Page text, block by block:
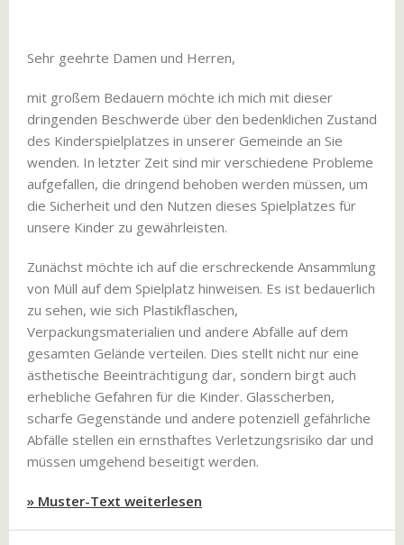
Sehr geehrte Damen und Herren,
mit großem Bedauern möchte ich mich mit dieser
dringenden Beschwerde über den bedenklichen Zustand
des Kinderspielplatzes in unserer Gemeinde an Sie
wenden. In letzter Zeit sind mir verschiedene Probleme
aufgefallen, die dringend behoben werden müssen, um
die Sicherheit und den Nutzen dieses Spielplatzes für
unsere Kinder zu gewährleisten.
Zunächst möchte ich auf die erschreckende Ansammlung
von Müll auf dem Spielplatz hinweisen. Es ist bedauerlich
zu sehen, wie sich Plastikflaschen,
Verpackungsmaterialien und andere Abfälle auf dem
gesamten Gelände verteilen. Dies stellt nicht nur eine
ästhetische Beeinträchtigung dar, sondern birgt auch
erhebliche Gefahren für die Kinder. Glasscherben,
scharfe Gegenstände und andere potenziell gefährliche
Abfälle stellen ein ernsthaftes Verletzungsrisiko dar und
müssen umgehend beseitigt werden.
» Muster-Text weiterlesen